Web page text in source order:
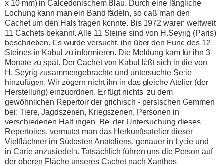
x 10 mm) in Calcedonischem Blau. Durch eine längliche
Lochung kann man ein Band fädeln, so daß man den
Cachet um den Hals tragen konnte. Bis 1972 waren weltweit
11 Cachets bekannt. Alle 11 Steine sind von H.Seyrig (Paris)
beschrieben. Es wurde versucht, ihn über den Fund des 12
Steines in Kabul zu informieren. Die Meldung kam für ihn 3
Monate zu spät. Der Cachet von Kabul läßt sich in die von
H. Seyrig zusammengebrachte und untersuchte Serie
hinzufügen. Wir zögern nicht ihn in das gleiche Atelier (der
Herstellung) einzuordnen. Er fügt nichts zu dem
gewöhnlichen Repertoir der grichisch - persischen Gemmen
bei: Tiere, Jagdszenen, Kriegszenen, Personen in
verschiedenen Haltungen. Bei der Untersuchung dieses
Repertoires, vermutet man das Herkunftsatelier dieser
Vielflächner im Südosten Anatoliens, genauer in Lycie und
in Carie anzusiedeln. Tatsächlich führen uns die Person auf
der oberen Fläche unseres Cachet nach Xanthos